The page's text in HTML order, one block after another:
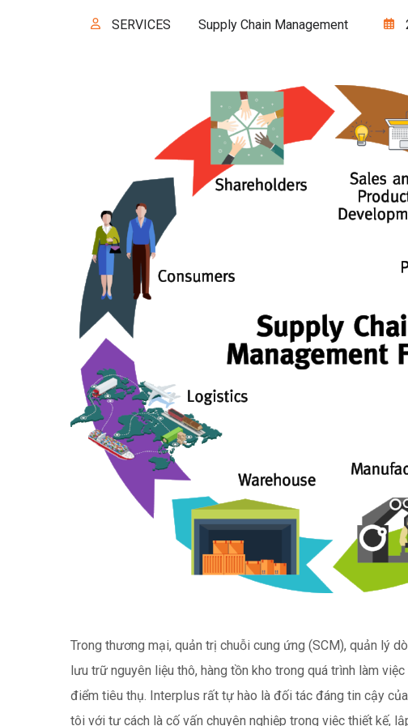
SERVICES Supply Chain Management
Trong thương mại, quản trị chuỗi cung ứng (SCM), quản lý
lưu trữ nguyên liệu thô, hàng tồn kho trong quá trình làm
điểm tiêu thụ. Interplus rất tự hào là đối tác đáng tin cậy
tôi với tư cách là cố vấn chuyên nghiệp trong việc thiết kế,